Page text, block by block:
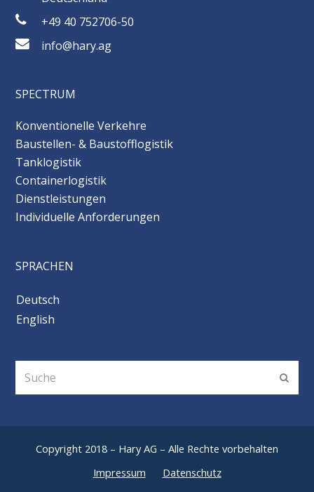
+49 40 752706-50
info@hary.ag
SPECTRUM
Konventionelle Verkehre
Baustellen- & Baustofflogistik
Tanklogistik
Containerlogistik
Dienstleistungen
Individuelle Anforderungen
SPRACHEN
Deutsch
English
Suche
Copyright 2018 – Hary AG – Alle Rechte vorbehalten
Impressum
Datenschutz